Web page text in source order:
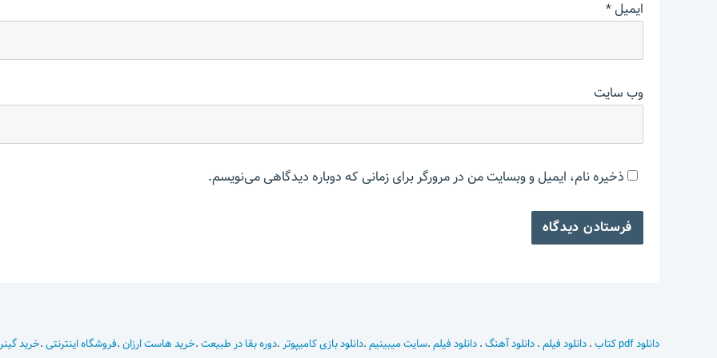
ایمیل*
وب‌ سایت
ذخیره نام، ایمیل و وبسایت من در مرورگر برای زمانی که دوباره دیدگاهی می‌نویسم.
دانلود pdf کتاب .دانلود فیلم.دانلود آهنگ.دانلود فیلم.سایت میبینیم.دانلود بازی کامیپوتر .دوره بقا در طبیعت.خرید هاست ارزان.فروشگاه اینترنتی.خرید گینر